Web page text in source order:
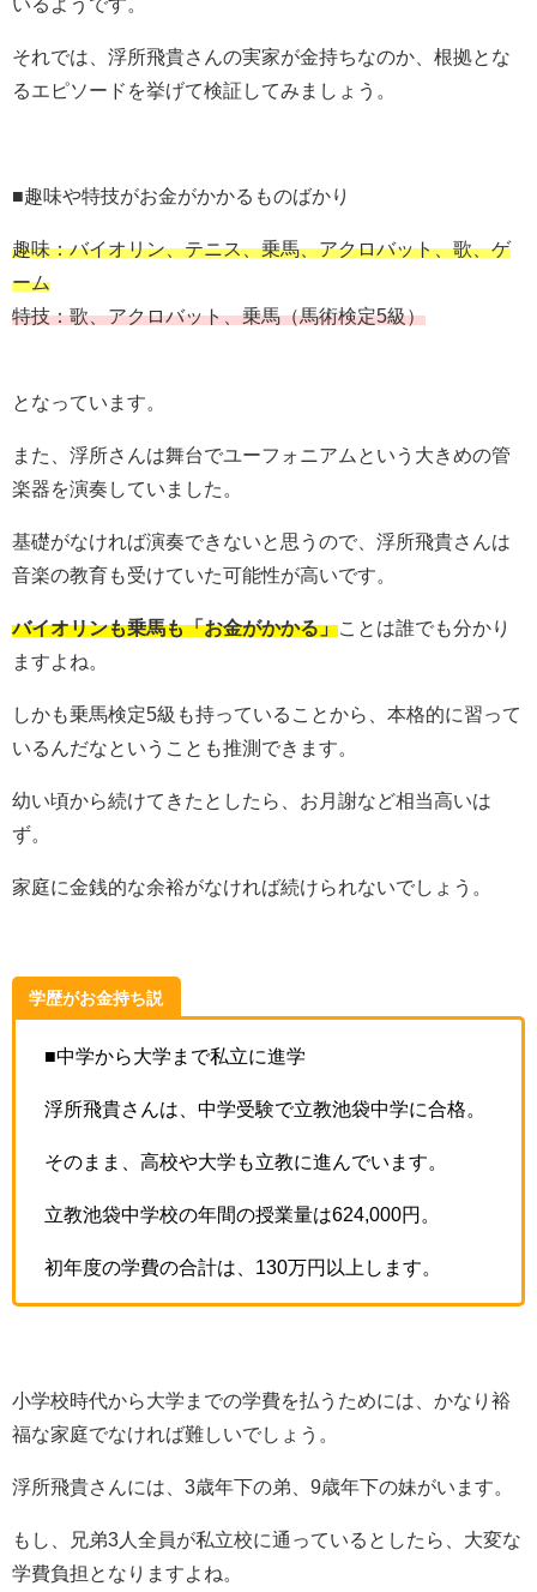
それでは、浮所飛貴さんの実家が金持ちなのか、根拠とな
るエピソードを挙げて検証してみましょう。
■趣味や特技がお金がかかるものばかり
趣味：バイオリン、テニス、乗馬、アクロバット、歌、ゲ
ーム
特技：歌、アクロバット、乗馬（馬術検定5級）
となっています。
また、浮所さんは舞台でユーフォニアムという大きめの管
楽器を演奏していました。
基礎がなければ演奏できないと思うので、浮所飛貴さんは
音楽の教育も受けていた可能性が高いです。
バイオリンも乗馬も「お金がかかる」 ことは誰でも分かり
ますよね。
しかも乗馬検定5級も持っていることから、本格的に習って
いるんだなということも推測できます。
幼い頃から続けてきたとしたら、お月謝など相当高いは
ず。
家庭に金銭的な余裕がなければ続けられないでしょう。
学歴がお金持ち説
■中学から大学まで私立に進学
浮所飛貴さんは、中学受験で立教池袋中学に合格。
そのまま、高校や大学も立教に進んでいます。
立教池袋中学校の年間の授業量は624,000円。
初年度の学費の合計は、130万円以上します。
小学校時代から大学までの学費を払うためには、かなり裕
福な家庭でなければ難しいでしょう。
浮所飛貴さんには、3歳年下の弟、9歳年下の妹がいます。
もし、兄弟3人全員が私立校に通っているとしたら、大変な
学費負担となりますよね。